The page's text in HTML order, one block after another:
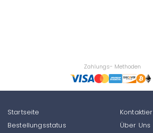
Zahlungs- Methoden
Startseite
Bestellungsstatus
Über Uns